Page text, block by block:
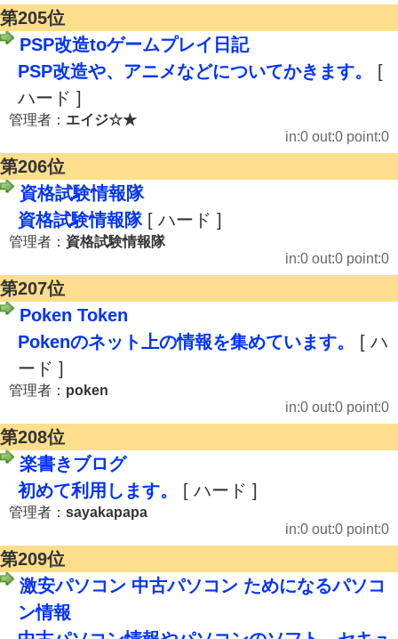
第205位
PSP改造toゲームプレイ日記
PSP改造や、アニメなどについてかきます。
[
ハード ]
管理者： エイジ☆★
in:0 out:0 point:0
第206位
資格試験情報隊
資格試験情報隊[ ハード ]
管理者： 資格試験情報隊
in:0 out:0 point:0
第207位
Poken Token
Pokenのネット上の情報を集めています。
[ ハ
ード ]
管理者： poken
in:0 out:0 point:0
第208位
楽書きブログ
初めて利用します。
[ ハード ]
管理者： sayakapapa
in:0 out:0 point:0
第209位
激安パソコン 中古パソコン ためになるパソコ
ン情報